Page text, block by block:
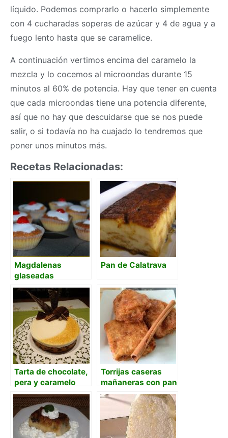
líquido. Podemos comprarlo o hacerlo simplemente
con 4 cucharadas soperas de azúcar y 4 de agua y a
fuego lento hasta que se caramelice.
A continuación vertimos encima del caramelo la
mezcla y lo cocemos al microondas durante 15
minutos al 60% de potencia. Hay que tener en cuenta
que cada microondas tiene una potencia diferente,
así que no hay que descuidarse que se nos puede
salir, o si todavía no ha cuajado lo tendremos que
poner unos minutos más.
Recetas Relacionadas:
Magdalenas
glaseadas
Pan de Calatrava
Tarta de chocolate,
pera y caramelo
Torrijas caseras
mañaneras con pan
duro